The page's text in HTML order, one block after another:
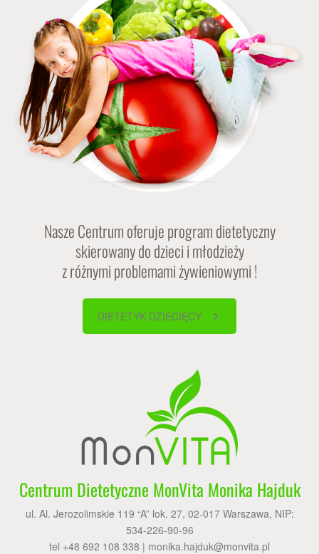
Nasze Centrum oferuje program dietetyczny
skierowany do dzieci i młodzieży
z różnymi problemami żywieniowymi !
DIETETYK DZIECIĘCY
Centrum Dietetyczne MonVita Monika Hajduk
ul. Al. Jerozolimskie 119 “A” lok. 27, 02-017 Warszawa, NIP:
534-226-90-96
tel +48 692 108 338 | monika.hajduk@monvita.pl